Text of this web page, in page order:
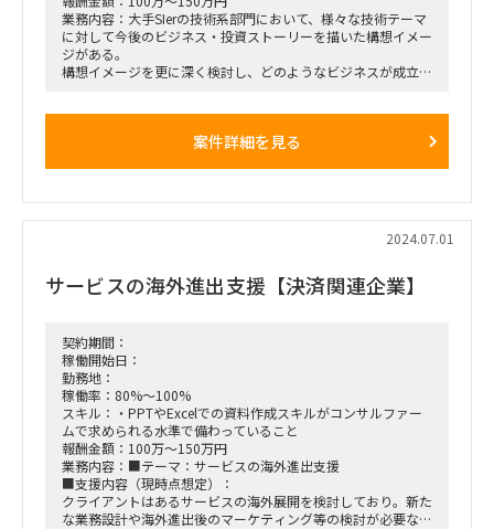
業務内容：大手SIerの技術系部門において、様々な技術テーマ
に対して今後のビジネス・投資ストーリーを描いた構想イメー
ジがある。
構想イメージを更に深く検討し、どのようなビジネスが成立す
方向性を検討していく業務を担当する。
様々な企業の製品群・取組を横並びに見て、企業がもつソリュ
ーションとターゲット業界のユースケースと結び付け、何が有
でも検討する）
案件詳細を見る
2024.07.01
サービスの海外進出支援【決済関連企業】
契約期間：
稼働開始日：
勤務地：
稼働率：80%～100%
スキル：・PPTやExcelでの資料作成スキルがコンサルファー
ムで求められる水準で備わっていること
報酬金額：100万～150万円
業務内容：■テーマ：サービスの海外進出支援
■支援内容（現時点想定）：
クライアントはあるサービスの海外展開を検討しており。新た
な業務設計や海外進出後のマーケティング等の検討が必要な状